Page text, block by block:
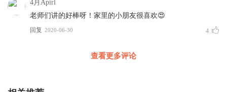
4月Apirl
老师们讲的好棒呀！家里的小朋友很喜欢😍
回复 2020-06-30 4
查看更多评论